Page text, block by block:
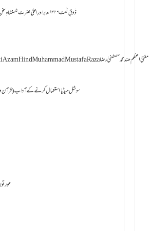
ذَوقِ نَعت ۱۳۲۶ھ برادرِ اعلیٰ حضرت شہنشاہِ سخن مولانا حسن رضا خان
سامانِ بخشش Mufti Azam Hind Muhammad Mustafa Raza مفتی اعظم ھند محمد مصطفیٰ رضا
سوشل میڈیا استعمال کرنے کے آداب (قرآن